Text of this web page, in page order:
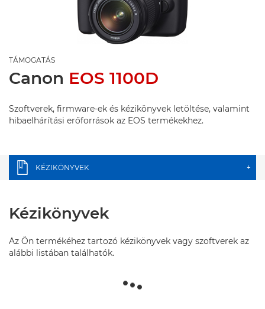
TÁMOGATÁS
Canon EOS 1100D
Szoftverek, firmware-ek és kézikönyvek letöltése, valamint
hibaelhárítási erőforrások az EOS termékekhez.
KÉZIKÖNYVEK +
Kézikönyvek
Az Ön termékéhez tartozó kézikönyvek vagy szoftverek az
alábbi listában találhatók.